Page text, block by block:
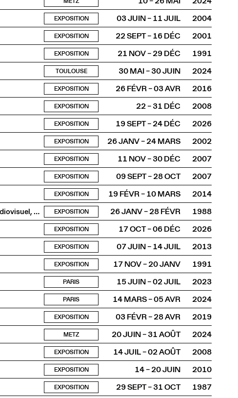
EXPOSITION 03 JUIN – 11 JUIL
2004
EXPOSITION 22 SEPT – 16 DÉC
2001
EXPOSITION 21 NOV – 29 DÉC
1991
TOULOUSE 30 MAI – 30 JUIN
2024
EXPOSITION 26 FÉVR – 03 AVR
2016
EXPOSITION 22 – 31 DÉC
2008
EXPOSITION 19 SEPT – 24 DÉC
2026
EXPOSITION 26 JANV – 24 MARS
2002
EXPOSITION 11 NOV – 30 DÉC
2007
EXPOSITION 09 SEPT – 28 OCT
2007
EXPOSITION 19 FÉVR – 10 MARS
2014
Présentation avec affiches, photos, publications, audiovisuel, vidéos EXPOSITION 26 JANV – 28 FÉVR
1988
EXPOSITION 17 OCT – 06 DÉC
2026
EXPOSITION 07 JUIN – 14 JUIL
2013
EXPOSITION 17 NOV – 20 JANV
1991
PARIS 15 JUIN – 02 JUIL
2023
PARIS 14 MARS – 05 AVR
2024
EXPOSITION 03 FÉVR – 28 AVR
2019
METZ 20 JUIN – 31 AOÛT
2024
EXPOSITION 14 JUIL – 02 AOÛT
2008
EXPOSITION 14 – 20 JUIN
2010
EXPOSITION 29 SEPT – 31 OCT
1987